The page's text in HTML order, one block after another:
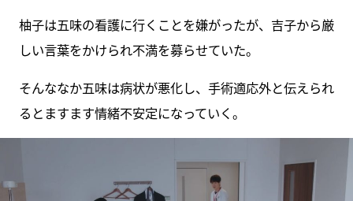
柚子は五味の看護に行くことを嫌がったが、吉子から厳
しい言葉をかけられ不満を募らせていた。
そんななか五味は病状が悪化し、手術適応外と伝えられ
るとますます情緒不安定になっていく。